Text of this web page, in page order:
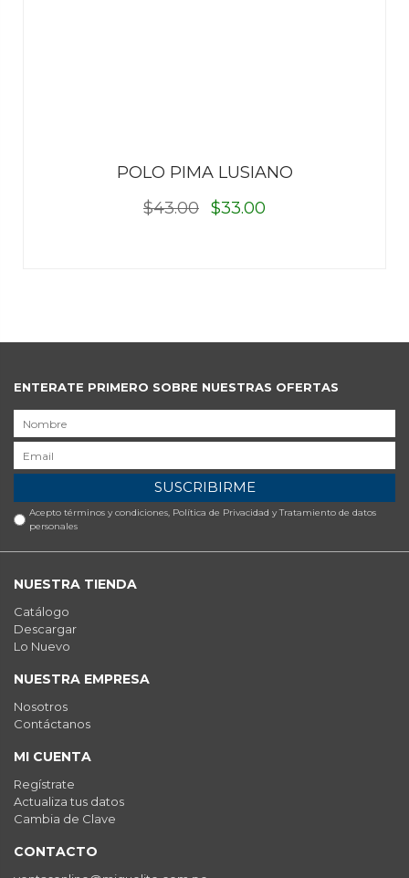
POLO PIMA LUSIANO
$43.00 $33.00
ENTERATE PRIMERO SOBRE NUESTRAS OFERTAS
SUSCRIBIRME
Acepto términos y condiciones, Política de Privacidad y Tratamiento de datos
personales
NUESTRA TIENDA
Catálogo
Descargar
Lo Nuevo
NUESTRA EMPRESA
Nosotros
Contáctanos
MI CUENTA
Regístrate
Actualiza tus datos
Cambia de Clave
CONTACTO